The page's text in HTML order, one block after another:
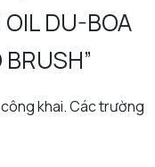
DU-BOA
khai.Các trường